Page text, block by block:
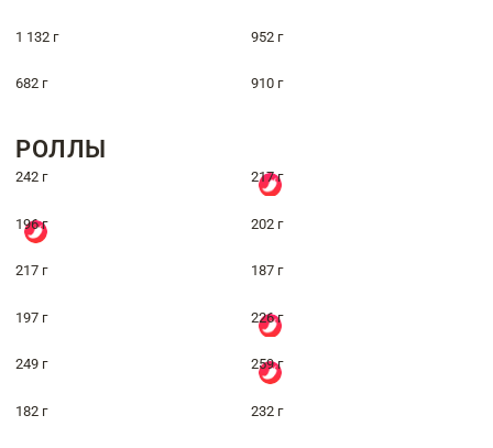
1 132 г 952 г
682 г 910 г
РОЛЛЫ
242 г 217 г
196 г 202 г
217 г 187 г
197 г 226 г
249 г 259 г
182 г 232 г